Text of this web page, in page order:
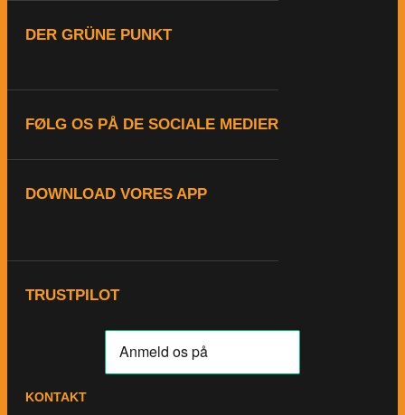
DER GRÜNE PUNKT
FØLG OS PÅ DE SOCIALE MEDIER
DOWNLOAD VORES APP
TRUSTPILOT
KONTAKT